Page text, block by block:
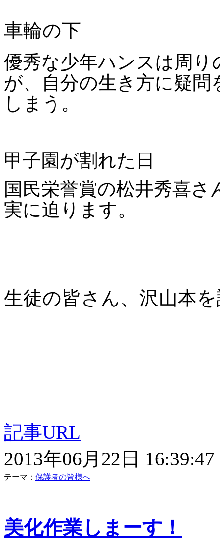
車輪の下
優秀な少年ハンスは周
が、自分の生き方に疑
しまう 。
甲子園が割れた日
国民栄誉賞の松井秀喜
実に迫ります。
生徒の皆さん、沢山本
記事URL
2013年06月22日 16:39:47
テーマ： 保護者の皆様へ
美化作業しまーす！